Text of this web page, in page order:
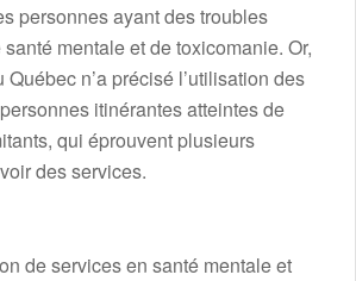
personnes ayant des troubles
mentale et de toxicomanie. Or,
n’a précisé l’utilisation des
itinérantes atteintes de
qui éprouvent plusieurs
des services.
de services en santé mentale et